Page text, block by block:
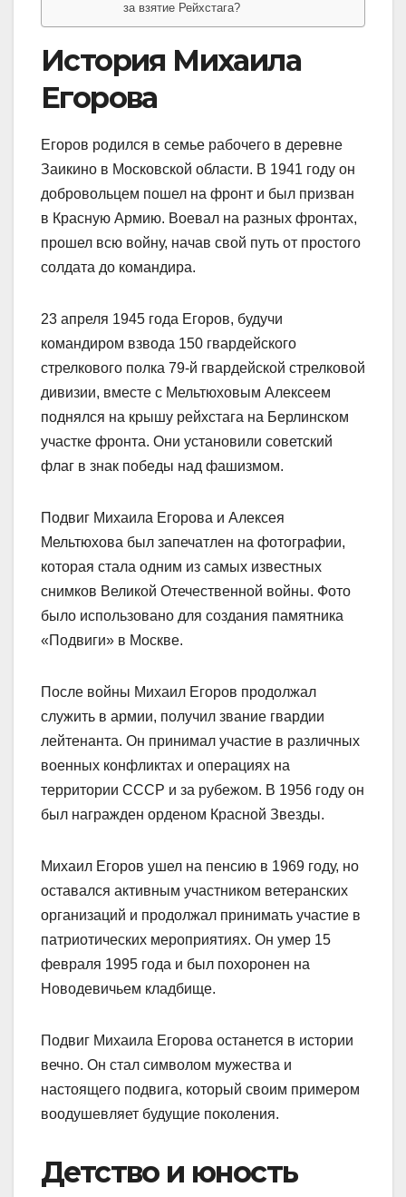
за взятие Рейхстага?
История Михаила
Егорова
Егоров родился в семье рабочего в деревне
Заикино в Московской области. В 1941 году он
добровольцем пошел на фронт и был призван
в Красную Армию. Воевал на разных фронтах,
прошел всю войну, начав свой путь от простого
солдата до командира.
23 апреля 1945 года Егоров, будучи
командиром взвода 150 гвардейского
стрелкового полка 79-й гвардейской стрелковой
дивизии, вместе с Мельтюховым Алексеем
поднялся на крышу рейхстага на Берлинском
участке фронта. Они установили советский
флаг в знак победы над фашизмом.
Подвиг Михаила Егорова и Алексея
Мельтюхова был запечатлен на фотографии,
которая стала одним из самых известных
снимков Великой Отечественной войны. Фото
было использовано для создания памятника
«Подвиги» в Москве.
После войны Михаил Егоров продолжал
служить в армии, получил звание гвардии
лейтенанта. Он принимал участие в различных
военных конфликтах и операциях на
территории СССР и за рубежом. В 1956 году он
был награжден орденом Красной Звезды.
Михаил Егоров ушел на пенсию в 1969 году, но
оставался активным участником ветеранских
организаций и продолжал принимать участие в
патриотических мероприятиях. Он умер 15
февраля 1995 года и был похоронен на
Новодевичьем кладбище.
Подвиг Михаила Егорова останется в истории
вечно. Он стал символом мужества и
настоящего подвига, который своим примером
воодушевляет будущие поколения.
Детство и юность